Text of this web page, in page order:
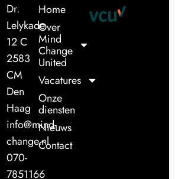
Dr.
Lelykade
12 C
2583
CM
Den
Haag
info@mind-
change.nl
070-
7851166
Home
Over
Mind
Change
United
Vacatures
Onze
diensten
Nieuws
Contact